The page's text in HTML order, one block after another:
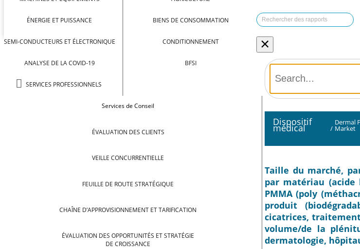
ÉNERGIE ET PUISSANCE
SEMI-CONDUCTEURS ET ÉLECTRONIQUE
ANALYSE DE LA COVID-19
SERVICES PROFESSIONNELS
BIENS DE CONSOMMATION
CONDITIONNEMENT
BFSI
Services de Conseil
ÉVALUATION DES CLIENTS
VEILLE CONCURRENTIELLE
FEUILLE DE ROUTE STRATÉGIQUE
CHAÎNE D’APPROVISIONNEMENT ET TARIFICATION
ÉVALUATION DES OPPORTUNITÉS ET STRATÉGIE
DE CROISSANCE
×
Dispositif
médical /
Dermal
Market
Taille du marché,
par matériau (acide
PMMA (poly
produit
cicatrices,
volume/de la
dermatologie,